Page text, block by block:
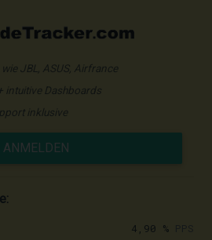
JBL, ASUS, Airfrance
intuitive Dashboards
inklusive
ANMELDEN
4,90 %